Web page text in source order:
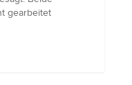
gearbeitet